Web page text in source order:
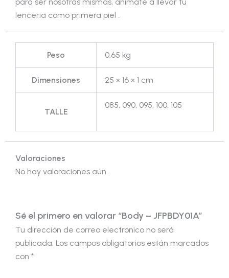
para ser nosotras mismas, animate a llevar tu
lenceria como primera piel .
Peso 0,65 kg
Dimensiones 25 × 16 × 1 cm
TALLE
085, 090, 095, 100, 105
Valoraciones
No hay valoraciones aún.
Sé el primero en valorar “Body – JFPBDY01A”
Tu dirección de correo electrónico no será
publicada. Los campos obligatorios están marcados
con *